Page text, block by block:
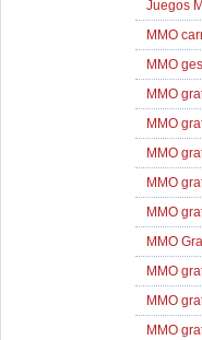
Juegos
MMO
MMO
MMO
MMO
MMO
MMO
MMO
MMO
MMO
MMO
MMO